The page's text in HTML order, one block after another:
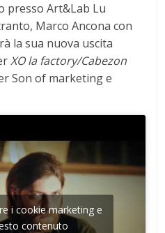
presso Art&Lab Lu
Marco Ancona con
la sua nuova uscita
XO la factory/Cabezon
Son of marketing e
i cookie marketing e
contenuto